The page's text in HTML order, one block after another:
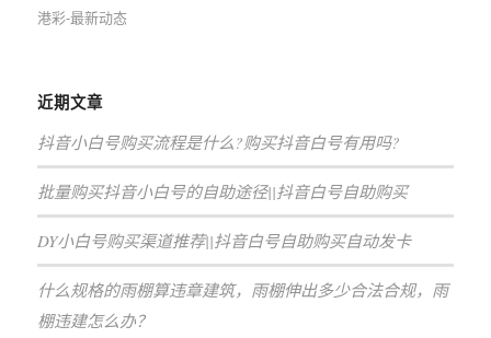
港彩-最新动态
近期文章
抖音小白号购买流程是什么?购买抖音白号有用吗?
批量购买抖音小白号的自助途径||抖音白号自助购买
DY小白号购买渠道推荐||抖音白号自助购买自动发卡
什么规格的雨棚算违章建筑，雨棚伸出多少合法合规，雨
棚违建怎么办？